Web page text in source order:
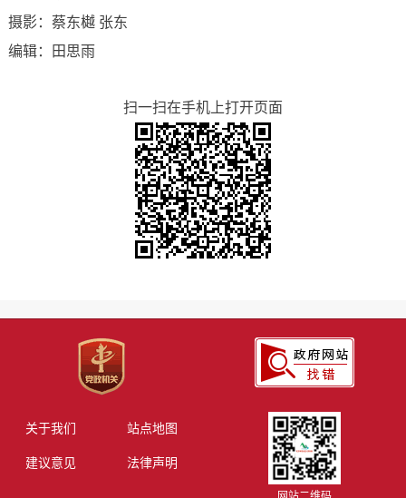
摄影：蔡东樾 张东
编辑：田思雨
扫一扫在手机上打开页面
关于我们 站点地图
建议意见 法律声明